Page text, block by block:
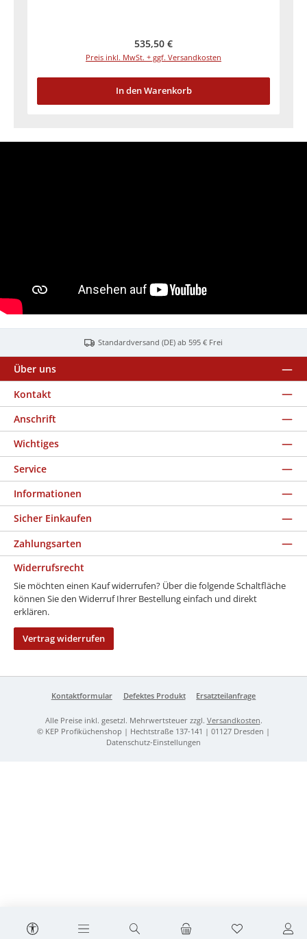
Du hast 0
Regulärer Preis:
535,50 €
Preis inkl. MwSt. + ggf. Versandkosten
In den Warenkorb
Standardversand (DE) ab 595 € Frei
Über uns
Kontakt
Anschrift
Wichtiges
Service
Informationen
Sicher Einkaufen
Zahlungsarten
Widerrufsrecht
Sie möchten einen Kauf widerrufen? Über die folgende Schaltfläche
können Sie den Widerruf Ihrer Bestellung einfach und direkt
erklären.
Vertrag widerrufen
Kontaktformular Defektes Produkt Ersatzteilanfrage
Alle Preise inkl. gesetzl. Mehrwertsteuer zzgl. Versandkosten.
© KEP Profiküchenshop | Hechtstraße 137-141 | 01127 Dresden |
Datenschutz-Einstellungen